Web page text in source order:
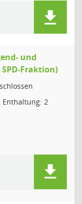
und
Fraktion)
Enthaltung: 2